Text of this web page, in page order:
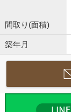
間取り(面積)
築年月